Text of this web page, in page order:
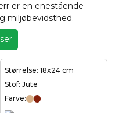
er en enestående
miljøbevidsthed.
Størrelse: 18x24 cm
Stof: Jute
Farve: